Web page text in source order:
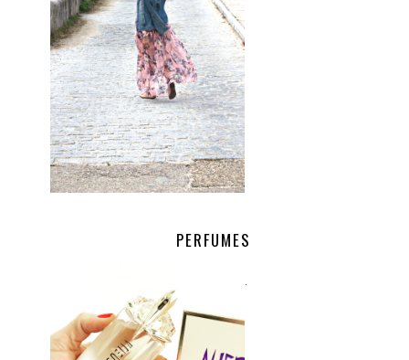
PERFUMES